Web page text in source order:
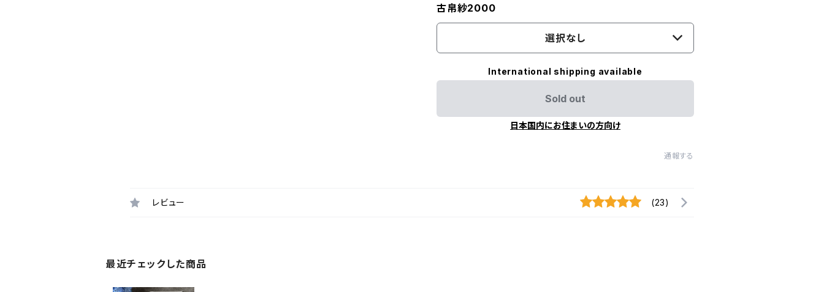
古帛紗2000
選択なし
International shipping available
Sold out
日本国内にお住まいの方向け
通報する
レビュー (23)
最近チェックした商品